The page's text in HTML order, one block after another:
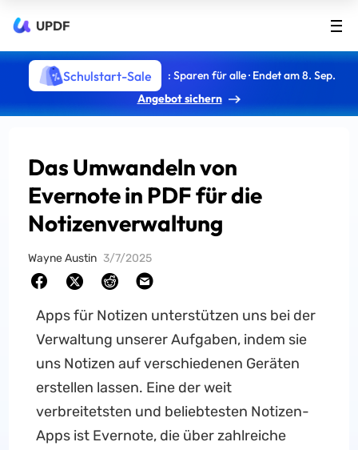
UPDF
Schulstart-Sale
: Sparen für alle · Endet am 8. Sep.
Angebot sichern
Das Umwandeln von
Evernote in PDF für die
Notizenverwaltung
Wayne Austin 3/7/2025
Apps für Notizen unterstützen uns bei der
Verwaltung unserer Aufgaben, indem sie
uns Notizen auf verschiedenen Geräten
erstellen lassen. Eine der weit
verbreitetsten und beliebtesten Notizen-
Apps ist Evernote, die über zahlreiche